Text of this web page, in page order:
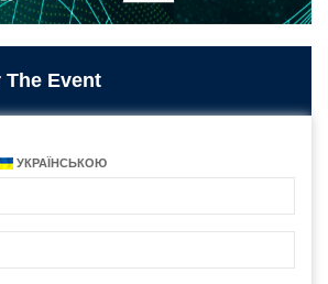
The Event
УКРАЇНСЬКОЮ